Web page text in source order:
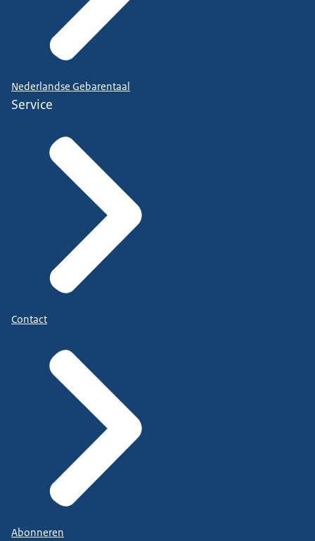
Nederlandse Gebarentaal
Service
Contact
Abonneren